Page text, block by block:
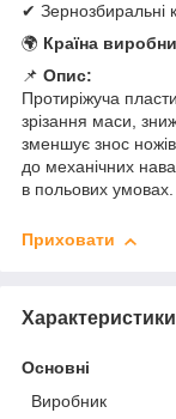
✔
🌍 Країна
📌 Опис:
Протиріжуча
зрізання маси,
зменшує знос
до механічних
в польових умовах.
Приховати
Характеристики
Основні
Виробник